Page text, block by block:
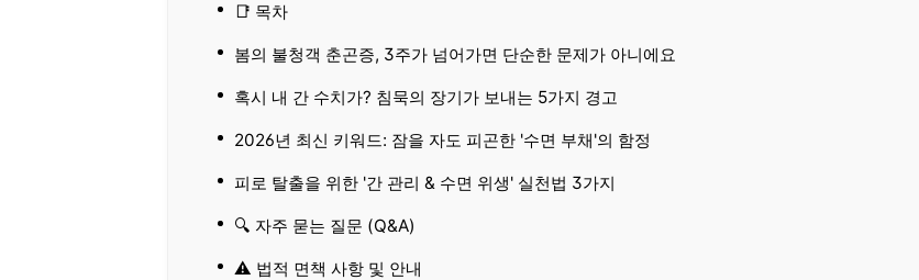
📑 목차
봄의 불청객 춘곤증, 3주가 넘어가면 단순한 문제가 아니에요
혹시 내 간 수치가? 침묵의 장기가 보내는 5가지 경고
2026년 최신 키워드: 잠을 자도 피곤한 '수면 부채'의 함정
피로 탈출을 위한 '간 관리 & 수면 위생' 실천법 3가지
🔍 자주 묻는 질문 (Q&A)
⚠️ 법적 면책 사항 및 안내